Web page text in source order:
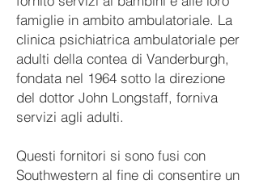
famiglie in ambito ambulatoriale. La
clinica psichiatrica ambulatoriale per
adulti della contea di Vanderburgh,
fondata nel 1964 sotto la direzione
del dottor John Longstaff, forniva
servizi agli adulti.
Questi fornitori si sono fusi con
Southwestern al fine di consentire un